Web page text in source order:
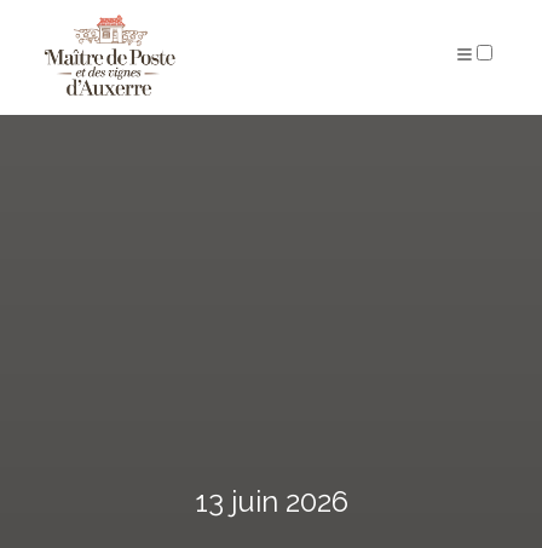
ARCHIVES
13 juin 2026